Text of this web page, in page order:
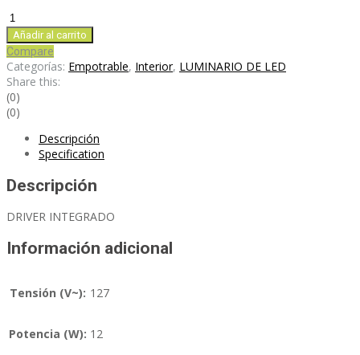
RPLED12
cantidad
Añadir al carrito
Compare
Categorías: Empotrable, Interior, LUMINARIO DE LED
Share this:
(0)
(0)
Descripción
Specification
Descripción
DRIVER INTEGRADO
Información adicional
Tensión (V~): 127
Potencia (W): 12